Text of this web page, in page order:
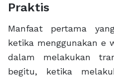
Praktis
Manfaat pertama
ketika menggunakan e
dalam melakukan
begitu, ketika